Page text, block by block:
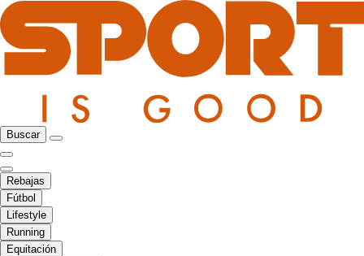
Buscar
Rebajas
Fútbol
Lifestyle
Running
Equitación